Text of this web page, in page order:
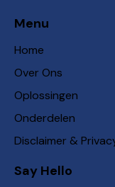
Menu
Home
Over Ons
Oplossingen
Onderdelen
Disclaimer &
Say Hello